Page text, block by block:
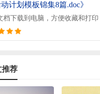
计划模板锦集8篇.doc》
档下载到电脑，方便收藏和打印
推荐